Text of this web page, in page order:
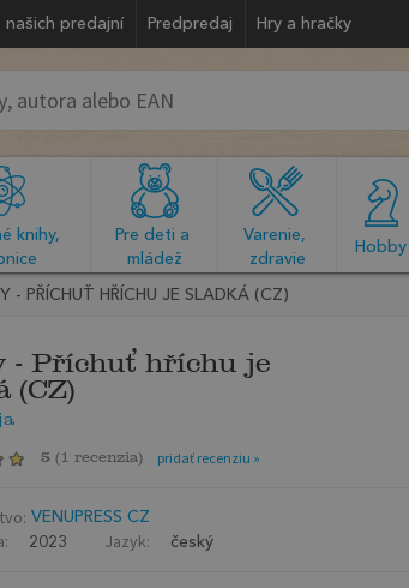
našich predajní Predpredaj Hry a hračky
knihy,
Pre deti a
mládež
Varenie,
zdravie
Hobby
- PŘÍCHUŤ HŘÍCHU JE SLADKÁ (CZ)
- Příchuť hříchu je
(CZ)
5 ( 1 recenzia) pridať recenziu »
VENUPRESS CZ
2023 Jazyk: český